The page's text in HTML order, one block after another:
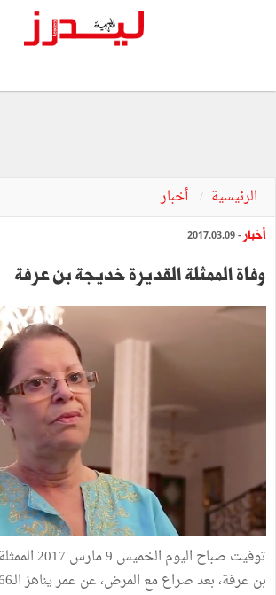
الرئيسية أخبار
أخبار - 2017.03.09
وفاة الممثلة القديرة خديجة بن عرفة
توفيت صباح اليوم الخميس مارس الممثلة
بنعرفة،بعدصراعمع المرض،عنعمريناهزالـ